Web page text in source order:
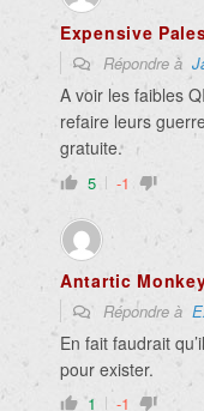
Expensive
Répondre à
A voir les faibles
refaire leurs
gratuite.
5 -1
Antartic
Répondre à
En fait faudrait
pour exister.
1 -1